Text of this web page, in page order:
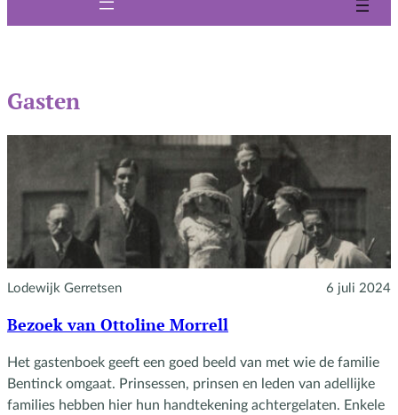
Gasten
Lodewijk Gerretsen 6 juli 2024
Bezoek van Ottoline Morrell
Het gastenboek geeft een goed beeld van met wie de familie
Bentinck omgaat. Prinsessen, prinsen en leden van adellijke
families hebben hier hun handtekening achtergelaten. Enkele